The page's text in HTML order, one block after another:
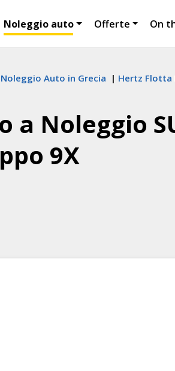
Noleggio auto Offerte On
Auto in Grecia Hertz Flotta
a Noleggio
9X